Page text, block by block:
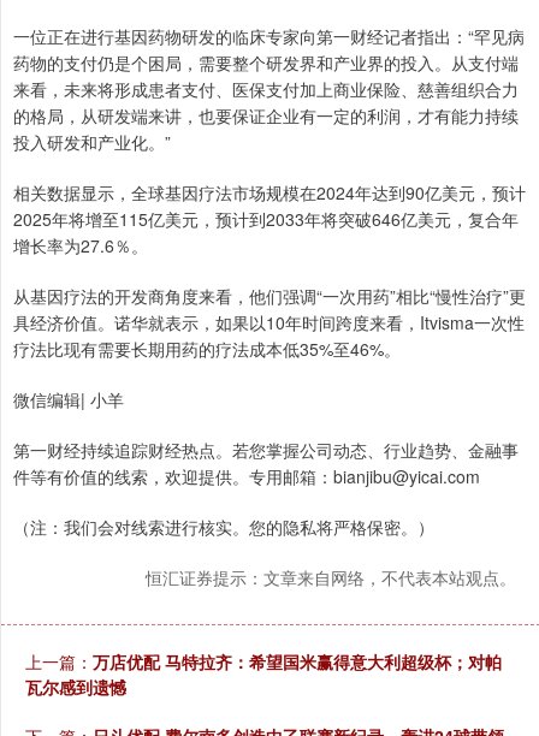
一位正在进行基因药物研发的临床专家向第一财经记者指出：“罕见病
药物的支付仍是个困局，需要整个研发界和产业界的投入。从支付端
来看，未来将形成患者支付、医保支付加上商业保险、慈善组织合力
的格局，从研发端来讲，也要保证企业有一定的利润，才有能力持续
投入研发和产业化。”
相关数据显示，全球基因疗法市场规模在2024年达到90亿美元，预计
2025年将增至115亿美元，预计到2033年将突破646亿美元，复合年
增长率为27.6％。
从基因疗法的开发商角度来看，他们强调“一次用药”相比“慢性治疗”更
具经济价值。诺华就表示，如果以10年时间跨度来看，Itvisma一次性
疗法比现有需要长期用药的疗法成本低35%至46%。
微信编辑| 小羊
第一财经持续追踪财经热点。若您掌握公司动态、行业趋势、金融事
件等有价值的线索，欢迎提供。专用邮箱：bianjibu@yicai.com
（注：我们会对线索进行核实。您的隐私将严格保密。）
恒汇证券提示：文章来自网络，不代表本站观点。
上一篇： 万店优配 马特拉齐：希望国米赢得意大利超级杯；对帕
瓦尔感到遗憾